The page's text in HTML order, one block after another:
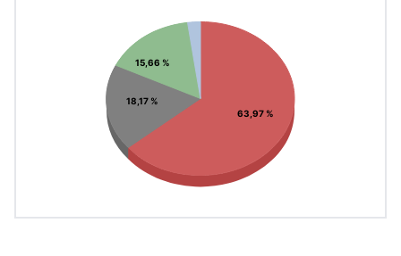
Pie chart with 4 slices.
View as data table, Chart
63,97 %
18,17 %
15,66 %